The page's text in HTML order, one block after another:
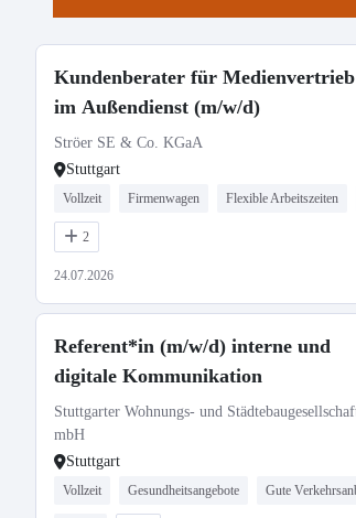
Kundenberater für Medienvertrieb
im Außendienst (m/w/d)
Ströer SE & Co. KGaA
Stuttgart
Vollzeit Firmenwagen Flexible Arbeitszeiten
2
24.07.2026
Referent*in (m/w/d) interne und
digitale Kommunikation
Stuttgarter Wohnungs- und
mbH
Stuttgart
Vollzeit Gesundheitsangebote Gute